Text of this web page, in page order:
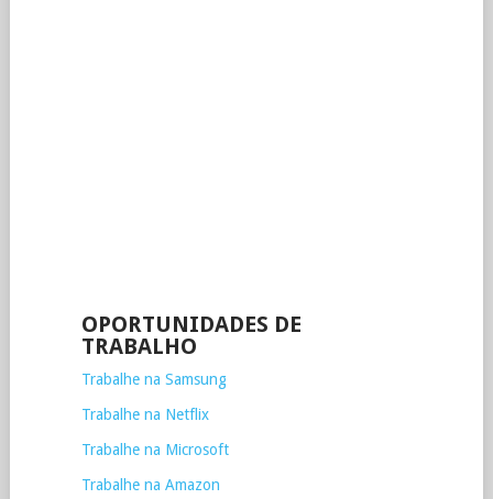
OPORTUNIDADES DE
TRABALHO
Trabalhe na Samsung
Trabalhe na Netflix
Trabalhe na Microsoft
Trabalhe na Amazon